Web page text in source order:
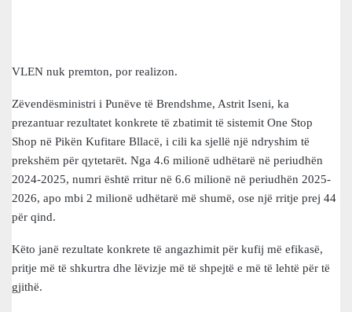
VLEN nuk premton, por realizon.
Zëvendësministri i Punëve të Brendshme, Astrit Iseni, ka
prezantuar rezultatet konkrete të zbatimit të sistemit One Stop
Shop në Pikën Kufitare Bllacë, i cili ka sjellë një ndryshim të
prekshëm për qytetarët. Nga 4.6 milionë udhëtarë në periudhën
2024-2025, numri është rritur në 6.6 milionë në periudhën 2025-
2026, apo mbi 2 milionë udhëtarë më shumë, ose një rritje prej 44
për qind.
Këto janë rezultate konkrete të angazhimit për kufij më efikasë,
pritje më të shkurtra dhe lëvizje më të shpejtë e më të lehtë për të
gjithë.